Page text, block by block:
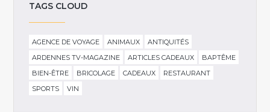
TAGS CLOUD
AGENCE DE VOYAGE ANIMAUX
ANTIQUITÉS
ARDENNES TV-MAGAZINE
ARTICLES CADEAUX
BAPTÊME
BIEN-ÊTRE
BRICOLAGE CADEAUX
RESTAURANT
SPORTS
VIN